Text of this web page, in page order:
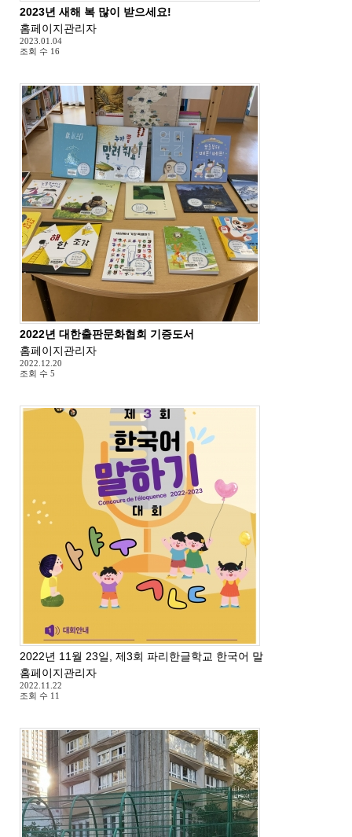
2023년 새해 복 많이 받으세요!
홈페이지관리자
2023.01.04
조회 수 16
2022년 대한출판문화협회 기증도서
홈페이지관리자
2022.12.20
조회 수 5
2022년 11월 23일, 제3회 파리한글학교 한국어 말하기 대회
홈페이지관리자
2022.11.22
조회 수 11